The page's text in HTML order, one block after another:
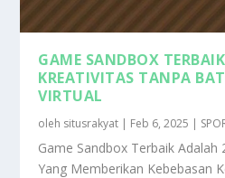
GAME SANDBOX
KREATIVITAS TANPA
VIRTUAL
oleh situsrakyat | Feb 6, 2025 |
Game Sandbox Terbaik Adalah
Yang Memberikan Kebebasan